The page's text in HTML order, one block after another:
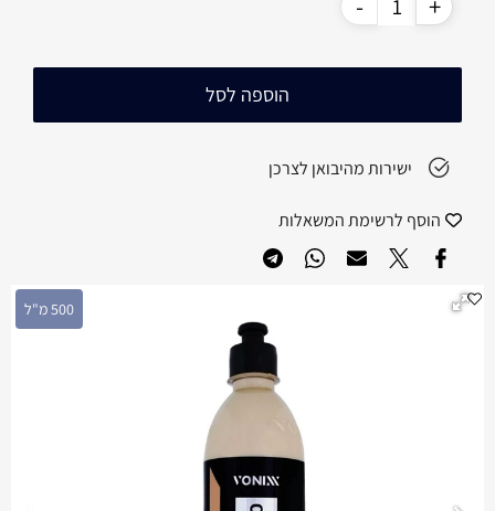
500 מ"ל
הוספה לסל
ישירות מהיבואן לצרכן
הוסף לרשימת המשאלות